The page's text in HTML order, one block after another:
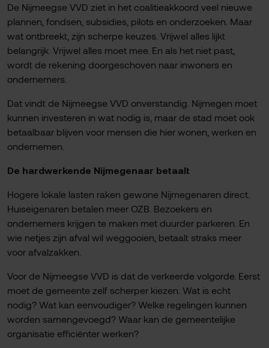
De Nijmeegse VVD ziet in het coalitieakkoord veel nieuwe
plannen, fondsen, subsidies, pilots en onderzoeken. Maar
wat ontbreekt, zijn scherpe keuzes. Vrijwel alles lijkt
belangrijk. Vrijwel alles moet mee. En als het niet past,
wordt de rekening doorgeschoven naar inwoners en
ondernemers.
Dat vindt de Nijmeegse VVD onverstandig. Nijmegen moet
kunnen investeren in wat nodig is, maar de stad moet ook
betaalbaar blijven voor mensen die hier wonen, werken en
ondernemen.
De hardwerkende Nijmegenaar betaalt
Hogere lokale lasten raken gewone Nijmegenaren direct.
Huiseigenaren betalen meer OZB. Bezoekers en
ondernemers krijgen te maken met duurder parkeren. En
wie netjes zijn afval wil weggooien, betaalt straks meer
voor afvalzakken.
Voor de Nijmeegse VVD is dat de verkeerde volgorde. Eerst
moet de gemeente zelf scherper kiezen. Wat is echt
nodig? Wat kan eenvoudiger? Welke regelingen kunnen
worden samengevoegd? Waar kan de gemeentelijke
organisatie efficiënter werken?